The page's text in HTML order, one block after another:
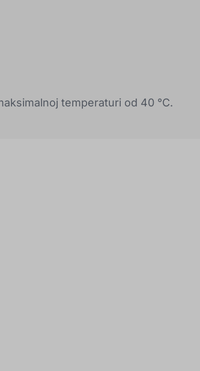
temperaturi od 40 °C.